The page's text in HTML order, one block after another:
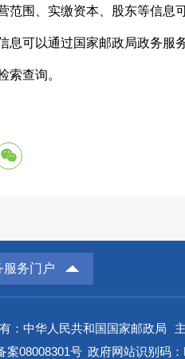
范围、实缴资本、股东等信息
息可以通过国家邮政局政务服
索查询。
服务门户
：中华人民共和国国家邮政局
案08008301号 政府网站识别码